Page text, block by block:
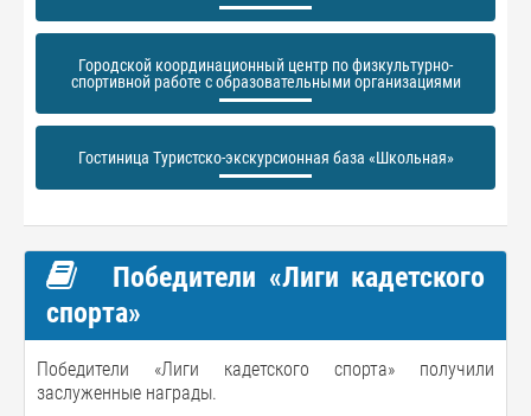
Городской координационный центр по физкультурно-
спортивной работе с образовательными организациями
Гостиница Туристско-экскурсионная база «Школьная»
Победители «Лиги кадетского
спорта»
Победители «Лиги кадетского спорта» получили
заслуженные награды.